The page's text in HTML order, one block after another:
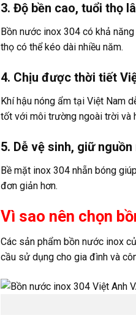
3. Độ bền cao, tuổi thọ
Bồn nước inox 304 có khả
thọ có thể kéo dài nhiều năm.
4. Chịu được thời tiết
Khí hậu nóng ẩm tại Việt Nam
tốt với môi trường ngoài trời và
5. Dễ vệ sinh, giữ
Bề mặt inox 304 nhẵn bóng
đơn giản hơn.
Vì sao nên chọn
Các sản phẩm bồn nước inox
cầu sử dụng cho gia đình và